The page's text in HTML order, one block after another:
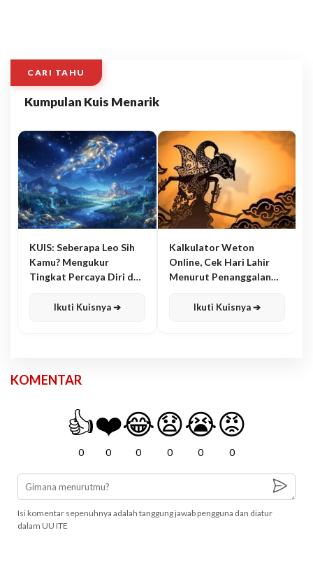
CARI TAHU
Kumpulan Kuis Menarik
KUIS: Seberapa Leo Sih
Kamu? Mengukur
Tingkat Percaya Diri dan
Ikuti Kuisnya ➔
Kalkulator Weton
Online, Cek Hari Lahir
Menurut Penanggalan
Ikuti Kuisnya ➔
KOMENTAR
👍
0
❤️
0
😂
0
😧
0
😭
0
😡
0
Isi komentar sepenuhnya adalah tanggung jawab pengguna dan diatur
dalam UU ITE